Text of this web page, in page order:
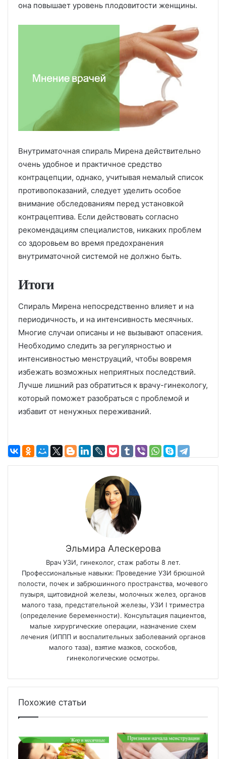
она повышает уровень плодовитости женщины.
Внутриматочная спираль Мирена действительно
очень удобное и практичное средство
контрацепции, однако, учитывая немалый список
противопоказаний, следует уделить особое
внимание обследованиям перед установкой
контрацептива. Если действовать согласно
рекомендациям специалистов, никаких проблем
со здоровьем во время предохранения
внутриматочной системой не должно быть.
Итоги
Спираль Мирена непосредственно влияет и на
периодичность, и на интенсивность месячных.
Многие случаи описаны и не вызывают опасения.
Необходимо следить за регулярностью и
интенсивностью менструаций, чтобы вовремя
избежать возможных неприятных последствий.
Лучше лишний раз обратиться к врачу-гинекологу,
который поможет разобраться с проблемой и
избавит от ненужных переживаний.
Эльмира Алескерова
Врач УЗИ, гинеколог, стаж работы 8 лет.
Профессиональные навыки: Проведение УЗИ брюшной
полости, почек и забрюшинного пространства, мочевого
пузыря, щитовидной железы, молочных желез, органов
малого таза, предстательной железы, УЗИ I триместра
(определение беременности). Консультация пациентов,
малые хирургические операции, назначение схем
лечения (ИППП и воспалительных заболеваний органов
малого таза), взятие мазков, соскобов,
гинекологические осмотры.
Похожие статьи